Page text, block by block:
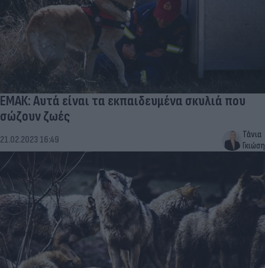
ΕΜΑΚ: Αυτά είναι τα εκπαιδευμένα σκυλιά που
σώζουν ζωές
21.02.2023 16:49
Τάνια
Γκιώση